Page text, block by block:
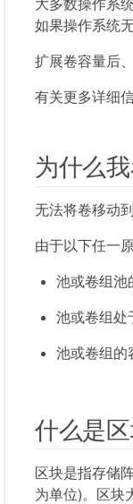
大多数操作系
如果操作系统
扩展卷容量后
有关更多详细
为什么
无法将卷移动
由于以下任一
池或卷组池
池或卷组处
池或卷组的
什么是
区块是指存储
为单位)。区块